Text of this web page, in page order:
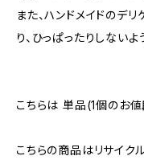
また、ハンドメイドのデ
り、ひっぱったりしないよ
こちらは 単品(1個のお値
こちらの商品はリサイク